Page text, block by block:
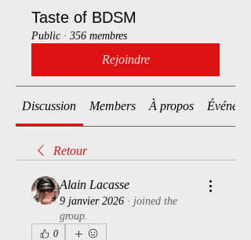
Taste of BDSM
Public · 356 membres
Rejoindre
Discussion Members À propos
Retour
Alain Lacasse
9 janvier 2026 · joined the
group.
0